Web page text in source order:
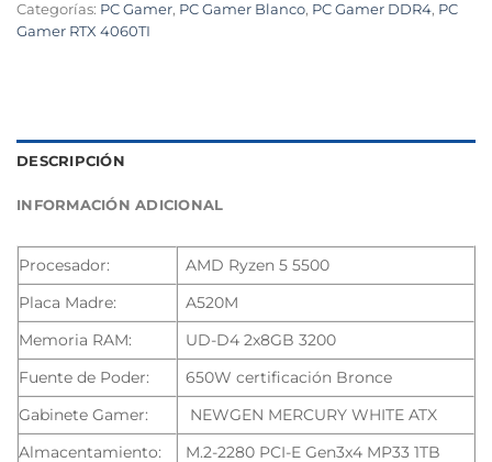
Categorías: PC Gamer, PC Gamer Blanco, PC Gamer DDR4, PC
Gamer RTX 4060TI
DESCRIPCIÓN
INFORMACIÓN ADICIONAL
Procesador:
AMD Ryzen 5 5500
Placa Madre:
A520M
Memoria RAM:
UD-D4 2x8GB 3200
Fuente de Poder:
650W certificación Bronce
Gabinete Gamer:
NEWGEN MERCURY WHITE ATX
Almacentamiento:
M.2-2280 PCI-E Gen3x4 MP33 1TB